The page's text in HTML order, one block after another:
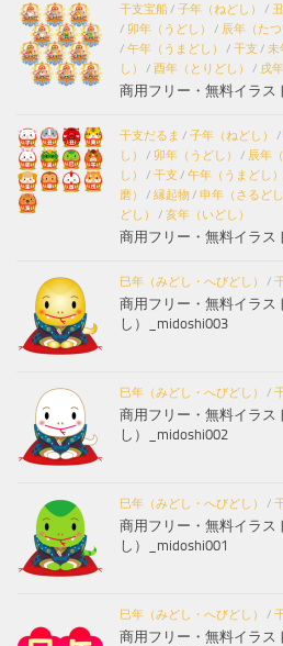
干支宝船 / 子年（ねどし） /
/ 卯年（うどし） / 辰年（たつ
/ 午年（うまどし） / 干支 / 未
し）
/ 酉年（とりどし） / 戌
商用フリー・無料イラス
干支だるま / 子年（ねどし） /
し）
/ 卯年（うどし） / 辰年
し）
/ 干支 / 午年（うまどし）
磨）
/ 縁起物 / 申年（さるどし
どし）
/ 亥年（いどし）
商用フリー・無料イラス
巳年（みどし・へびどし） /
商用フリー・無料イラ
し）_midoshi003
巳年（みどし・へびどし） /
商用フリー・無料イラ
し）_midoshi002
巳年（みどし・へびどし） /
商用フリー・無料イラ
し）_midoshi001
巳年（みどし・へびどし） /
商用フリー・無料イラ